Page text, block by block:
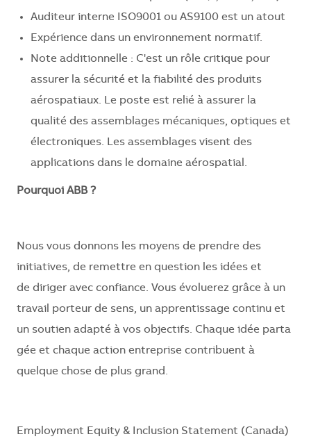
Auditeur interne ISO9001 ou AS9100 est un atout
Expérience dans un environnement normatif.
Note additionnelle : C'est un rôle critique pour
assurer la sécurité et la fiabilité des produits
aérospatiaux. Le poste est relié à assurer la
qualité des assemblages mécaniques, optiques et
électroniques. Les assemblages visent des
applications dans le domaine aérospatial.
Pourquoi ABB ?
Nous vous donnons les moyens de prendre des
initiatives, de remettre en question les idées et
de diriger avec confiance. Vous évoluerez grâce à un
travail porteur de sens, un apprentissage continu et
un soutien adapté à vos objectifs. Chaque idée parta
gée et chaque action entreprise contribuent à
quelque chose de plus grand.
Employment Equity & Inclusion Statement (Canada)